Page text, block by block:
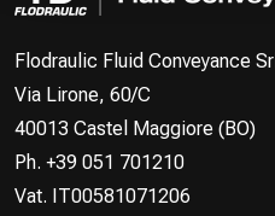
Flodraulic Fluid Conveyance Srl
Via Lirone, 60/C
40013 Castel Maggiore (BO)
Ph. +39 051 701210
Vat. IT00581071206